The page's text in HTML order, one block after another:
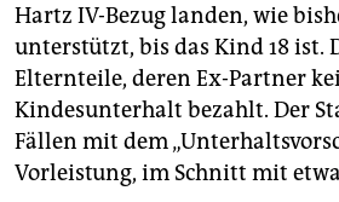
Hartz IV-Bezug landen, wie
unterstützt, bis das Kind 18 ist.
Elternteile, deren Ex-Partner
Kindesunterhalt bezahlt. Der
Fällen mit dem
Vorleistung, im Schnitt mit